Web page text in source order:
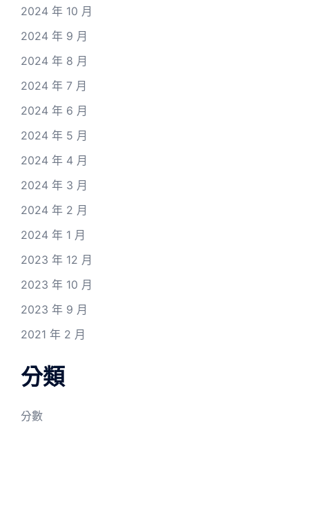
2024 年 10 月
2024 年 9 月
2024 年 8 月
2024 年 7 月
2024 年 6 月
2024 年 5 月
2024 年 4 月
2024 年 3 月
2024 年 2 月
2024 年 1 月
2023 年 12 月
2023 年 10 月
2023 年 9 月
2021 年 2 月
分類
分數